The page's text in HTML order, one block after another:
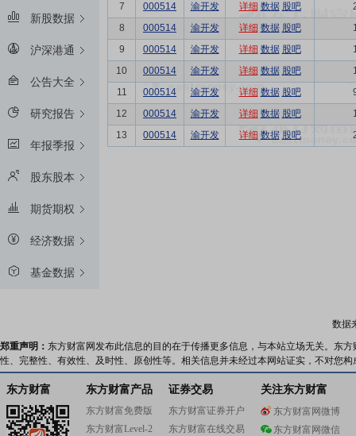
新股数据
沪深港通
公告大全
研究报告
年报季报
股东股本
期货期权
经济数据
基金数据
7
000514 渝开发 详细 数据 股吧
8
000514 渝开发 详细 数据 股吧
9
000514 渝开发 详细 数据 股吧
10
000514 渝开发 详细 数据 股吧
11
000514 渝开发 详细 数据 股吧
12
000514 渝开发 详细 数据 股吧
13
000514 渝开发 详细 数据 股吧
数据
郑重声明： 东方财富网发布此信息的目的在于传播更多信息，与本站立场无关。东
性、完整性、有效性、及时性、原创性等。相关信息并未经过本网站证实，不对您
东方财富 东方财富产品
东方财富免费版
东方财富Level-2
证券交易
东方财富证券开户
东方财富在线交易
关注东方财富
东方财富网微博
东方财富网微信